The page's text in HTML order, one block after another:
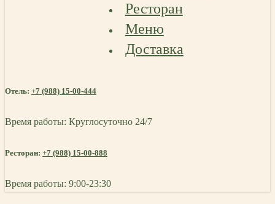
Ресторан
Меню
Доставка
Отель: +7 (988) 15-00-444
Время работы: Круглосуточно 24/7
Ресторан: +7 (988) 15-00-888
Время работы: 9:00-23:30